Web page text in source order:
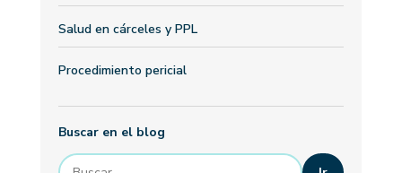
Salud en cárceles y PPL
Procedimiento pericial
Buscar en el blog